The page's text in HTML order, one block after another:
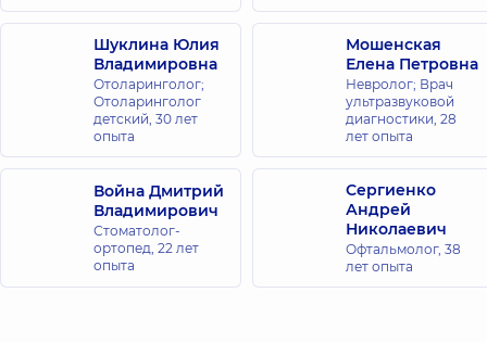
Шуклина Юлия
Владимировна
Отоларинголог;
Отоларинголог
детский, 30 лет
опыта
Мошенская
Елена Петровна
Невролог; Врач
ультразвуковой
диагностики, 28
лет опыта
Война Дмитрий
Владимирович
Стоматолог-
ортопед, 22 лет
опыта
Сергиенко
Андрей
Николаевич
Офтальмолог, 38
лет опыта